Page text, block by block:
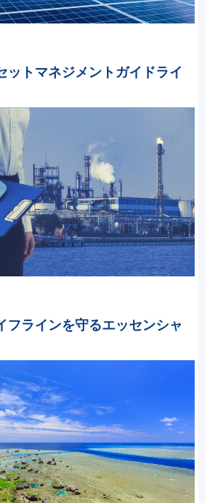
ットマネジメントガイドライ
フラインを守るエッセンシャ